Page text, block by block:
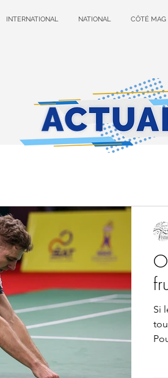
INTERNATIONAL NATIONAL CÔTÉ MAG
Si